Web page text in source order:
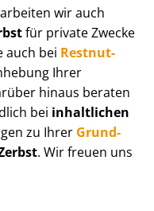
wir auch
für private Zwecke
auch bei Rest­nut­
Ihrer
hinaus beraten
bei inhaltlichen
zu Ihrer Grund­
. Wir freuen uns